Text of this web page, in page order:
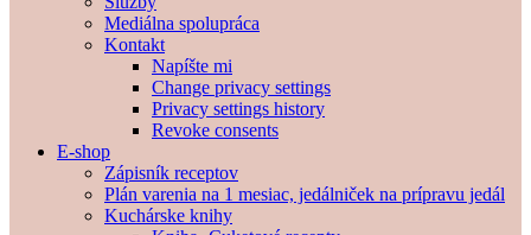
Mediálna spolupráca
Kontakt
Napíšte mi
Change privacy settings
Privacy settings history
Revoke consents
E-shop
Zápisník receptov
Plán varenia na 1 mesiac, jedálniček na prípravu jedál
Kuchárske knihy